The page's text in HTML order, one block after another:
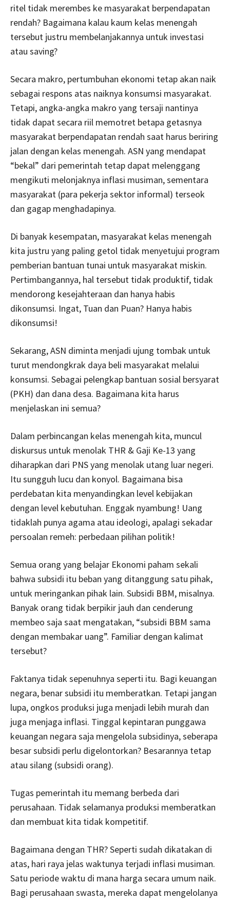
ritel tidak merembes ke masyarakat berpendapatan
rendah? Bagaimana kalau kaum kelas menengah
tersebut justru membelanjakannya untuk investasi
atau saving?
Secara makro, pertumbuhan ekonomi tetap akan naik
sebagai respons atas naiknya konsumsi masyarakat.
Tetapi, angka-angka makro yang tersaji nantinya
tidak dapat secara riil memotret betapa getasnya
masyarakat berpendapatan rendah saat harus beriring
jalan dengan kelas menengah. ASN yang mendapat
“bekal” dari pemerintah tetap dapat melenggang
mengikuti melonjaknya inflasi musiman, sementara
masyarakat (para pekerja sektor informal) terseok
dan gagap menghadapinya.
Di banyak kesempatan, masyarakat kelas menengah
kita justru yang paling getol tidak menyetujui program
pemberian bantuan tunai untuk masyarakat miskin.
Pertimbangannya, hal tersebut tidak produktif, tidak
mendorong kesejahteraan dan hanya habis
dikonsumsi. Ingat, Tuan dan Puan? Hanya habis
dikonsumsi!
Sekarang, ASN diminta menjadi ujung tombak untuk
turut mendongkrak daya beli masyarakat melalui
konsumsi. Sebagai pelengkap bantuan sosial bersyarat
(PKH) dan dana desa. Bagaimana kita harus
menjelaskan ini semua?
Dalam perbincangan kelas menengah kita, muncul
diskursus untuk menolak THR & Gaji Ke-13 yang
diharapkan dari PNS yang menolak utang luar negeri.
Itu sungguh lucu dan konyol. Bagaimana bisa
perdebatan kita menyandingkan level kebijakan
dengan level kebutuhan. Enggak nyambung! Uang
tidaklah punya agama atau ideologi, apalagi sekadar
persoalan remeh: perbedaan pilihan politik!
Semua orang yang belajar Ekonomi paham sekali
bahwa subsidi itu beban yang ditanggung satu pihak,
untuk meringankan pihak lain. Subsidi BBM, misalnya.
Banyak orang tidak berpikir jauh dan cenderung
membeo saja saat mengatakan, “subsidi BBM sama
dengan membakar uang”. Familiar dengan kalimat
tersebut?
Faktanya tidak sepenuhnya seperti itu. Bagi keuangan
negara, benar subsidi itu memberatkan. Tetapi jangan
lupa, ongkos produksi juga menjadi lebih murah dan
juga menjaga inflasi. Tinggal kepintaran punggawa
keuangan negara saja mengelola subsidinya, seberapa
besar subsidi perlu digelontorkan? Besarannya tetap
atau silang (subsidi orang).
Tugas pemerintah itu memang berbeda dari
perusahaan. Tidak selamanya produksi memberatkan
dan membuat kita tidak kompetitif.
Bagaimana dengan THR? Seperti sudah dikatakan di
atas, hari raya jelas waktunya terjadi inflasi musiman.
Satu periode waktu di mana harga secara umum naik.
Bagi perusahaan swasta, mereka dapat mengelolanya